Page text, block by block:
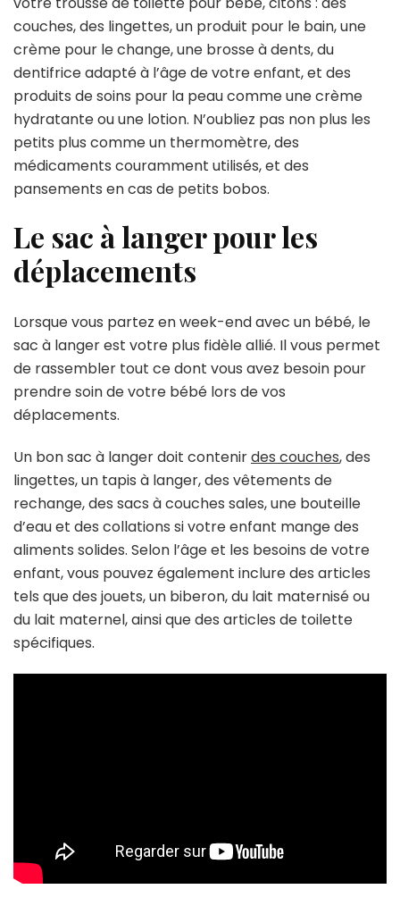
couches, des lingettes, un produit pour le bain, une
crème pour le change, une brosse à dents, du
dentifrice adapté à l’âge de votre enfant, et des
produits de soins pour la peau comme une crème
hydratante ou une lotion. N’oubliez pas non plus les
petits plus comme un thermomètre, des
médicaments couramment utilisés, et des
pansements en cas de petits bobos.
Le sac à langer pour les
déplacements
Lorsque vous partez en week-end avec un bébé, le
sac à langer est votre plus fidèle allié. Il vous permet
de rassembler tout ce dont vous avez besoin pour
prendre soin de votre bébé lors de vos
déplacements.
Un bon sac à langer doit contenirdes couches, des
lingettes, un tapis à langer, des vêtements de
rechange, des sacs à couches sales, une bouteille
d’eau et des collations si votre enfant mange des
aliments solides. Selon l’âge et les besoins de votre
enfant, vous pouvez également inclure des articles
tels que des jouets, un biberon, du lait maternisé ou
du lait maternel, ainsi que des articles de toilette
spécifiques.